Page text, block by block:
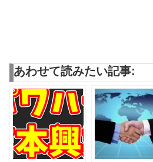
あわせて読みたい記事: